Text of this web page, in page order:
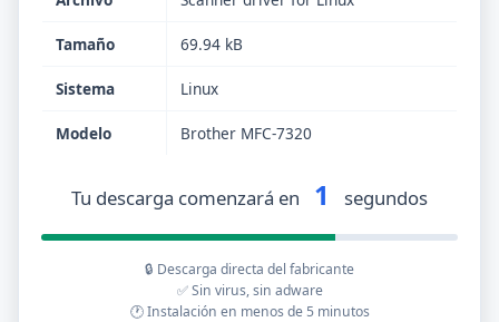
Tamaño 69.94 kB
Sistema Linux
Modelo Brother MFC-7320
Tu descarga comenzará en 1 segundos
🔒 Descarga directa del fabricante
✅ Sin virus, sin adware
🕐 Instalación en menos de 5 minutos